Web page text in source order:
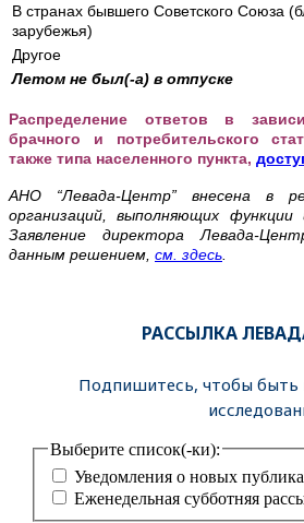
В странах бывшего Советского Союза
зарубежья)
Другое
Летом не был(-а) в отпуске
Распределение ответов в
брачного и потребительского
также типа населенного пункта,
АНО “Левада-Центр” внесена в
организаций, выполняющих функции
Заявление директора Левада-
данным решением, см. здесь
РАССЫЛКА
Подпишитесь, чтобы быть
Выберите список(-ки):
Уведомления о новых
Еженедельная субботняя